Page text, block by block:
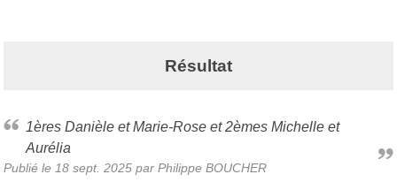
Résultat
1ères Danièle et Marie-Rose et 2èmes Michelle et
Aurélia
Publié le 18 sept. 2025 par Philippe BOUCHER